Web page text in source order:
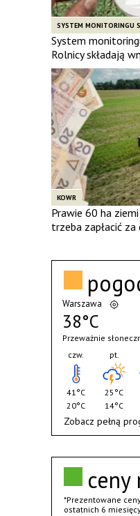
SYSTEM MONITORINGU
System
Rolnicy składają
KOWR
Prawie 60 ha
trzeba zapłacić za
ceny
*Prezentowane
ostatnich 6
Warszawa
38°C
Przeważnie
czw.
41°C
20°C
pt.
25°C
14°C
Zobacz pełną